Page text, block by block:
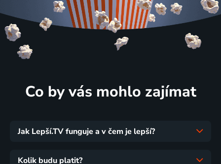
Co by vás mohlo zajímat
Jak Lepší.TV funguje a v čem je lepší?
Kolik budu platit?